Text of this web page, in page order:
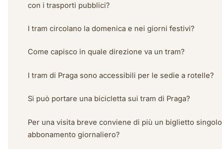
con i trasporti pubblici?
I tram circolano la domenica e nei giorni festivi?
Come capisco in quale direzione va un tram?
I tram di Praga sono accessibili per le sedie a rotelle?
Si può portare una bicicletta sui tram di Praga?
Per una visita breve conviene di più un biglietto
abbonamento giornaliero?